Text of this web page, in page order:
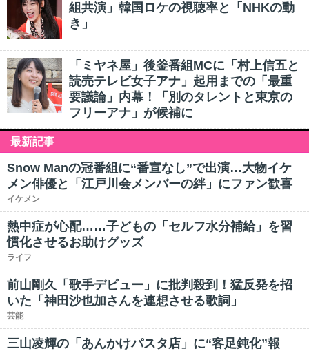
組共演」韓国ロケの視聴率と「NHKの動
き」
「ミヤネ屋」後釜番組MCに「村上信五と
読売テレビ女子アナ」起用までの「最重
要議論」内幕！「別のタレントと東京の
フリーアナ」が候補に
最新記事
Snow Manの冠番組に“番宣なし”で出演…大物イケ
メン俳優と「江戸川会メンバーの絆」にファン歓喜
イケメン
熱中症が心配……子どもの「セルフ水分補給」を習
慣化させるお助けグッズ
ライフ
前山剛久「歌手デビュー」に批判殺到！猛反発を招
いた「神田沙也加さんを連想させる歌詞」
芸能
三山凌輝の「あんかけパスタ店」に“客足鈍化”報